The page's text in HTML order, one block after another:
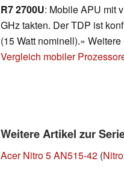
R7 2700U: Mobile APU mit
GHz takten. Der TDP ist
(15 Watt nominell).»
Vergleich mobiler
Weitere Artikel zur
Acer Nitro 5 AN515-42 (